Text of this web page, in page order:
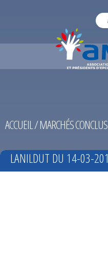
ACCUEIL/MARCHÉS CONCLUS
LANILDUT DU 14-03-